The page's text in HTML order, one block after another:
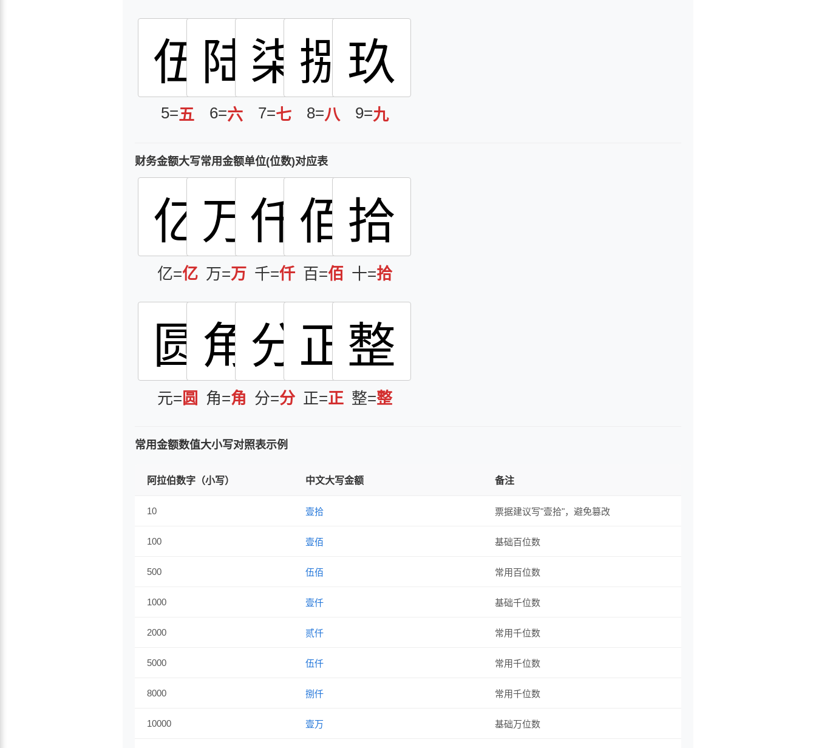
伍
5=五
陆
6=六
柒
7=七
捌
8=八
玖
9=九
财务金额大写常用金额单位(位数)对应表
亿
亿=亿
万
万=万
仟
千=仟
佰
百=佰
拾
十=拾
圆
元= 圆
角
角=角
分
分=分
正
正=正
整
整=整
常用金额数值大小写对照表示例
阿拉伯数字（小写） 中文大写金额 备注
10 壹拾 票据建议写"壹拾"，避免篡改
100 壹佰 基础百位数
500 伍佰 常用百位数
1000 壹仟 基础千位数
2000 贰仟 常用千位数
5000 伍仟 常用千位数
8000 捌仟 常用千位数
10000 壹万 基础万位数